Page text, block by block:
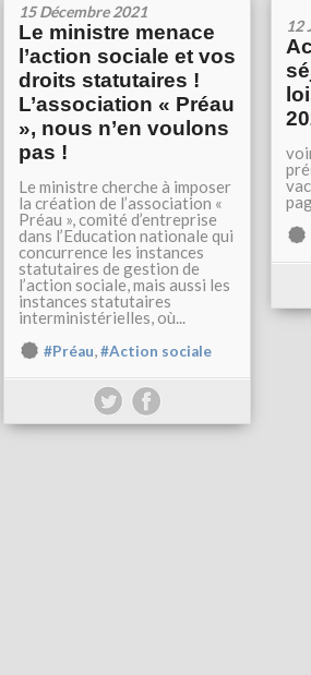
15 Décembre 2021
Le ministre menace
l’action sociale et vos
droits statutaires !
L’association « Préau
», nous n’en voulons
pas !
Le ministre cherche à imposer
la création de l’association «
Préau », comité d’entreprise
dans l’Education nationale qui
concurrence les instances
statutaires de gestion de
l’action sociale, mais aussi les
instances statutaires
interministérielles, où...
#Préau,#Action sociale
12